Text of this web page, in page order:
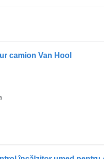
camion Van Hool